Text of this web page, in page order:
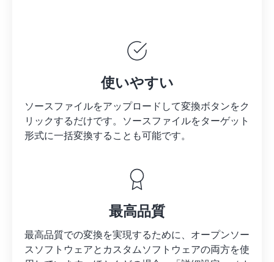
使いやすい
ソースファイルをアップロードして変換ボタンをク
リックするだけです。 ソースファイルをターゲット
形式に一括変換することも可能です。
最高品質
最高品質での変換を実現するために、オープンソー
スソフトウェアとカスタムソフトウェアの両方を使